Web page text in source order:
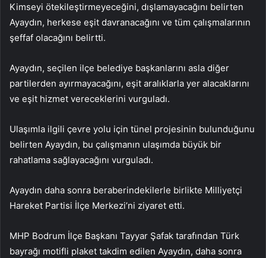
Kimseyi ötekileştirmeyeceğini, dışlamayacağını belirten
Ayaydın, herkese eşit davranacağını ve tüm çalışmalarının
şeffaf olacağını belirtti.
Ayaydın, seçilen ilçe belediye başkanlarını asla diğer
partilerden ayırmayacağını, eşit aralıklarla yer alacaklarını
ve eşit hizmet vereceklerini vurguladı.
Ulaşımla ilgili çevre yolu için tünel projesinin bulunduğunu
belirten Ayaydın, bu çalışmanın ulaşımda büyük bir
rahatlama sağlayacağını vurguladı.
Ayaydın daha sonra beraberindekilerle birlikte Milliyetçi
Hareket Partisi İlçe Merkezi’ni ziyaret etti.
MHP Bodrum İlçe Başkanı Tayyar Şafak tarafından Türk
bayrağı motifli plaket takdim edilen Ayaydın, daha sonra